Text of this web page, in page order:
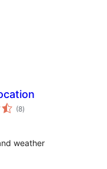
(8toplam
puan
)
weather